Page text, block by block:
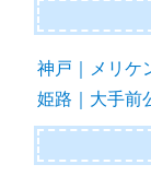
神戸｜メリケ
姫路｜大手前